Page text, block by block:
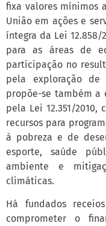
fixa valores mínimos
União em ações e
íntegra da Lei 12.858/
para as áreas de
participação no
pela exploração
propõe-se também a
pela Lei 12.351/
recursos para
à pobreza e de
esporte, saúde
ambiente e
climáticas.
Há fundados
comprometer o